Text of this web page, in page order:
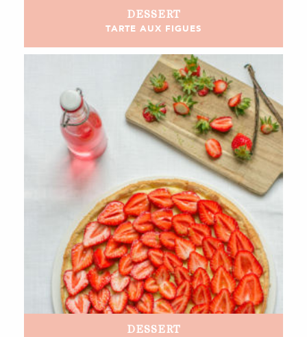
DESSERT
TARTE AUX FIGUES
DESSERT